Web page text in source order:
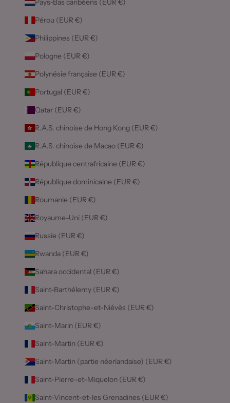
Pays-Bas caribéens (EUR €)
Pérou (EUR €)
Philippines (EUR €)
Pologne (EUR €)
Polynésie française (EUR €)
Portugal (EUR €)
Qatar (EUR €)
R.A.S. chinoise de Hong Kong (EUR €)
R.A.S. chinoise de Macao (EUR €)
République centrafricaine (EUR €)
République dominicaine (EUR €)
Roumanie (EUR €)
Royaume-Uni (EUR €)
Russie (EUR €)
Rwanda (EUR €)
Sahara occidental (EUR €)
Saint-Barthélemy (EUR €)
Saint-Christophe-et-Niévès (EUR €)
Saint-Marin (EUR €)
Saint-Martin (EUR €)
Saint-Martin (partie néerlandaise) (EUR €)
Saint-Pierre-et-Miquelon (EUR €)
Saint-Vincent-et-les Grenadines (EUR €)